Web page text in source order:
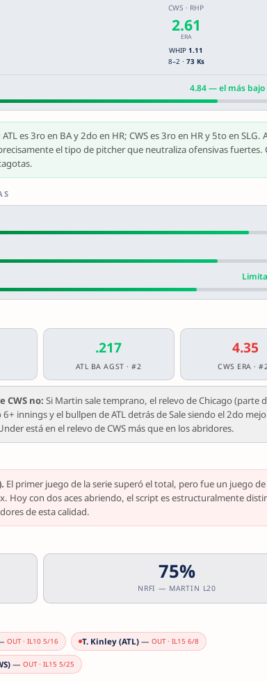
CWS · RHP
2.61
ERA
WHIP 1.11
8–2 · 73 Ks
4.84 — el más bajo
ATL es 3ro en BA y 2do en HR; CWS es 3ro en HR y 5to en SLG.
el tipo de pitcher que neutraliza ofensivas fuertes.
.217
ATL BA AGST · #2
4.35
CWS ERA ·
CWS no: Si Martin sale temprano, el relevo de Chicago (parte
innings y el bullpen de ATL detrás de Sale siendo el 2do
está en el relevo de CWS más que en los abridores.
El primer juego de la serie superó el total, pero fue un juego
Hoy con dos aces abriendo, el script es estructuralmente
de esta calidad.
75%
NRFI — MARTIN L20
OUT · IL10 5/16 T. Kinley (ATL)— OUT · IL15 6/8
— OUT · IL15 5/25